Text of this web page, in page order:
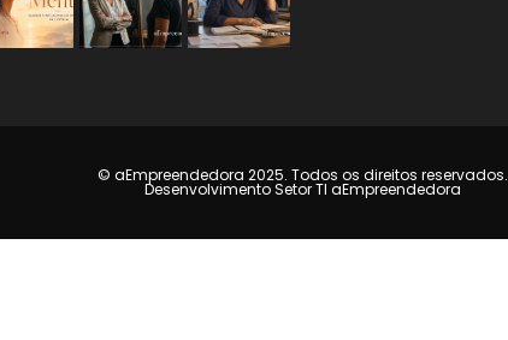
© aEmpreendedora 2025. Todos os direitos reservados.
Desenvolvimento Setor TI aEmpreendedora